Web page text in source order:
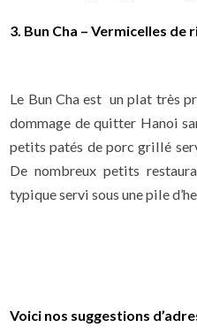
3. Bun Cha – Vermicelles de
Le Bun Cha est un plat très
dommage de quitter Hanoi
petits patés de porc grillé
De nombreux petits
typique servi sous une pile
Voici nos suggestions